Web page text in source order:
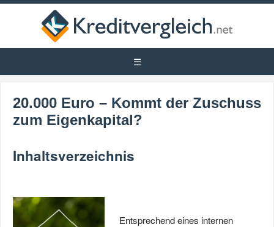
20.000 Euro – Kommt der Zuschuss
zum Eigenkapital?
Inhaltsverzeichnis
Entsprechend eines internen